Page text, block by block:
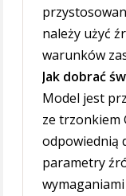
należy użyć
warunków
Jak dobrać
Model jest
ze trzonkiem
odpowiednią
parametry